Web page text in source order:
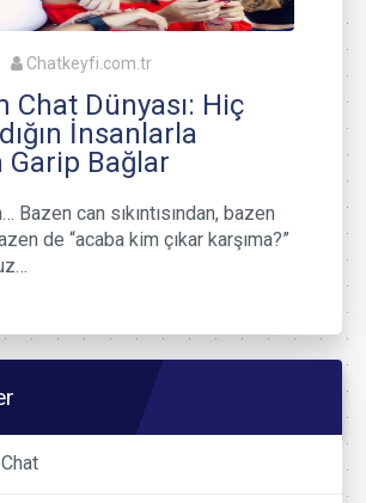
Chatkeyfi.com.tr
Chat Dünyası: Hiç
İnsanlarla
Garip Bağlar
Bazen can sıkıntısından, bazen
de “acaba kim çıkar karşıma?”